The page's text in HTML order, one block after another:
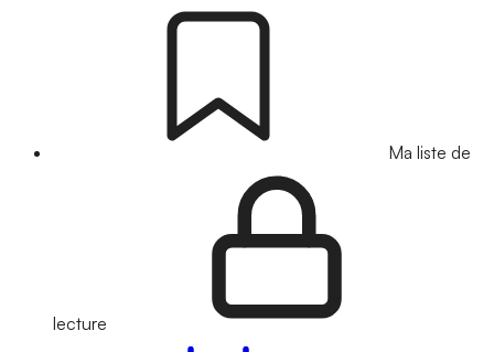
Ma liste de
lecture